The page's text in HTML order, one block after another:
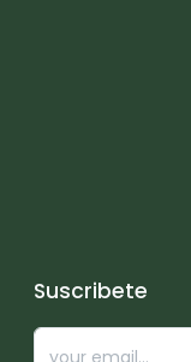
Suscribete